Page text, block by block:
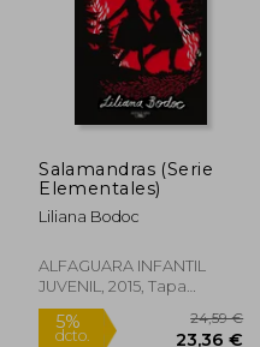
dcto. 14,02 €
Salamandras (Serie
Elementales)
Liliana Bodoc
ALFAGUARA INFANTIL
JUVENIL, 2015, Tapa
Blanda, Nuevo